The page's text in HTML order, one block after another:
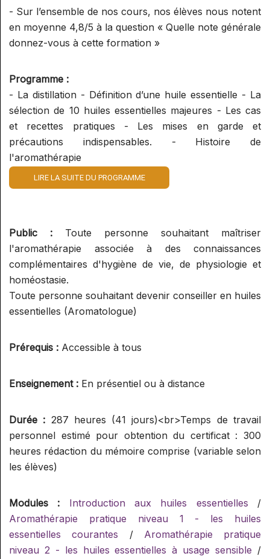
- Sur l’ensemble de nos cours, nos élèves nous notent
en moyenne 4,8/5 à la question « Quelle note générale
donnez-vous à cette formation »
Programme :
- La distillation - Définition d’une huile essentielle - La
sélection de 10 huiles essentielles majeures - Les cas
et recettes pratiques - Les mises en garde et
précautions indispensables. - Histoire de
l'aromathérapie
LIRE LA SUITE DU PROGRAMME
Public : Toute personne souhaitant maîtriser
l'aromathérapie associée à des connaissances
complémentaires d'hygiène de vie, de physiologie et
homéostasie.
Toute personne souhaitant devenir conseiller en huiles
essentielles (Aromatologue)
Prérequis : Accessible à tous
Enseignement : En présentiel ou à distance
Durée : 287 heures (41 jours)<br>Temps de travail
personnel estimé pour obtention du certificat : 300
heures rédaction du mémoire comprise (variable selon
les élèves)
Modules : Introduction aux huiles essentielles /
Aromathérapie pratique niveau 1 - les huiles
essentielles courantes / Aromathérapie pratique
niveau 2 - les huiles essentielles à usage sensible /